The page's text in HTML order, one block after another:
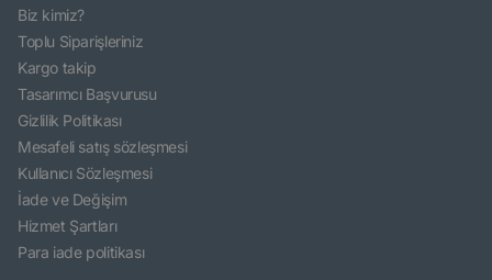
Biz kimiz?
Toplu Siparişleriniz
Kargo takip
Tasarımcı Başvurusu
Gizlilik Politikası
Mesafeli satış sözleşmesi
Kullanıcı Sözleşmesi
İade ve Değişim
Hizmet Şartları
Para iade politikası